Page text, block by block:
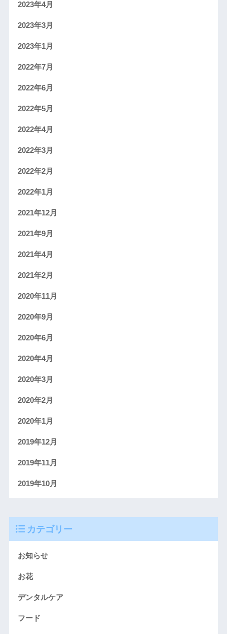
2023年4月
2023年3月
2023年1月
2022年7月
2022年6月
2022年5月
2022年4月
2022年3月
2022年2月
2022年1月
2021年12月
2021年9月
2021年4月
2021年2月
2020年11月
2020年9月
2020年6月
2020年4月
2020年3月
2020年2月
2020年1月
2019年12月
2019年11月
2019年10月
カテゴリー
お知らせ
お花
デンタルケア
フード